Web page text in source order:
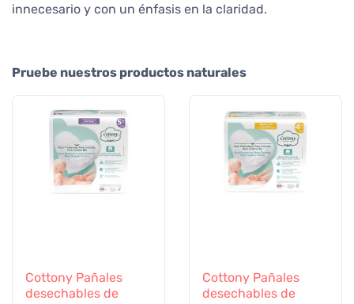
innecesario y con un énfasis en la claridad.
Pruebe nuestros productos naturales
Cottony Pañales
desechables de
Cottony Pañales
desechables de